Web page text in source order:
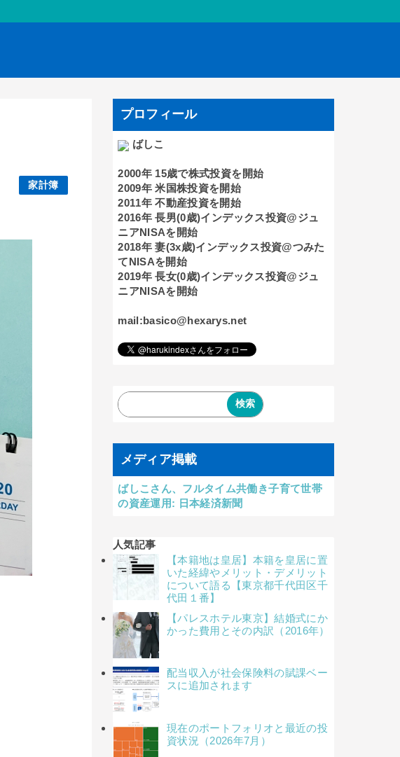
家計簿
プロフィール
ばしこ
2000年 15歳で株式投資を開始
2009年 米国株投資を開始
2011年 不動産投資を開始
2016年 長男(0歳)インデックス投資@ジュ
ニアNISAを開始
2018年 妻(3x歳)インデックス投資@つみた
てNISAを開始
2019年 長女(0歳)インデックス投資@ジュ
ニアNISAを開始
mail:basico@hexarys.net
メディア掲載
ばしこさん、フルタイム共働き子育て世帯
の資産運用: 日本経済新聞
人気記事
【本籍地は皇居】本籍を皇居に置
いた経緯やメリット・デメリット
について語る【東京都千代田区千
代田１番】
【パレスホテル東京】結婚式にか
かった費用とその内訳（2016年）
配当収入が社会保険料の賦課ベー
スに追加されます
現在のポートフォリオと最近の投
資状況（2026年7月）